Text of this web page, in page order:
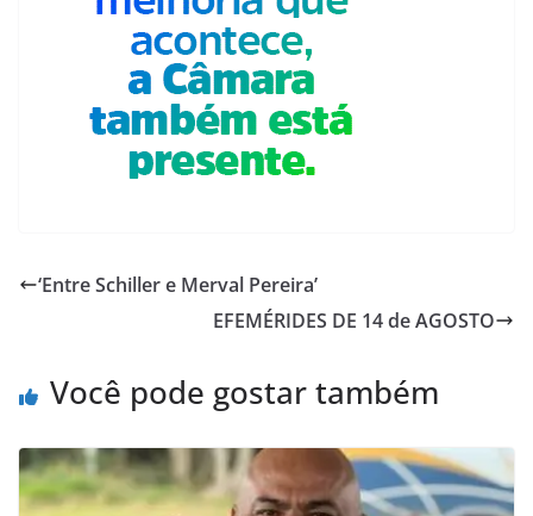
‘Entre Schiller e Merval Pereira’
EFEMÉRIDES DE 14 de AGOSTO
Você pode gostar também